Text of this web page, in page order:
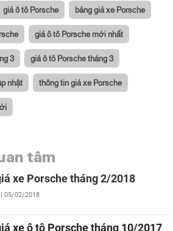
giá ô tô Porsche bảng giá xe Porsche
giá ô tô Porsche mới nhất
3 giá ô tô Porsche tháng 3
nhật thông tin giá xe Porsche
tâm
xe Porsche tháng 2/2018
| 05/02/2018
xe ô tô Porsche tháng 10/2017